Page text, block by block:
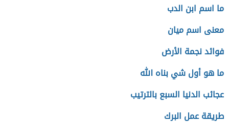
ما اسم ابن الدب
معنى اسم ميان
فوائد نجمة الأرض
ما هو أول شي بناه الله
عجائب الدنيا السبع بالترتيب
طريقة عمل البرك